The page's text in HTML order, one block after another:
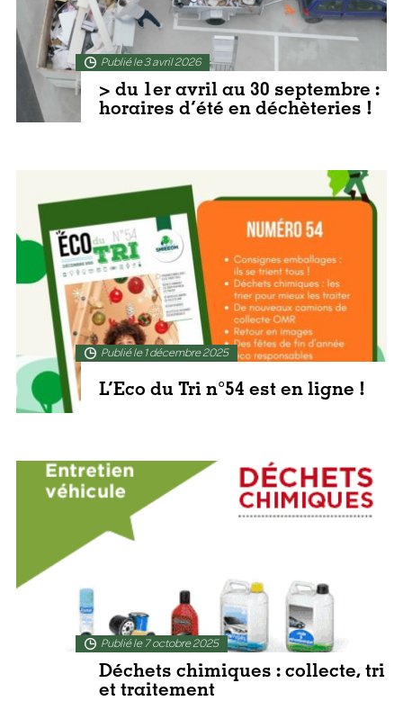
Publié le 3 avril 2026
> du 1er avril au 30 septembre :
horaires d’été en déchèteries !
En lire plus
Publié le 1 décembre 2025
L’Eco du Tri n°54 est en ligne !
En lire plus
Publié le 7 octobre 2025
Déchets chimiques : collecte, tri
et traitement